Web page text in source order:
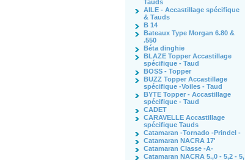
Tauds
AILE - Accastillage spécifique
& Tauds
B 14
Bateaux Type Morgan 6.80 &
.550
Béta dinghie
BLAZE Topper Accastillage
spécifique - Taud
BOSS - Topper
BUZZ Topper Accastillage
spécifique -Voiles - Taud
BYTE Topper - Accastillage
spécifique - Taud
CADET
CARAVELLE Accastillage
spécifique Tauds
Catamaran -Tornado -Prindel -
Catamaran NACRA 17'
Catamaran Classe -A-
Catamaran NACRA 5.,0 - 5,2 - 5,